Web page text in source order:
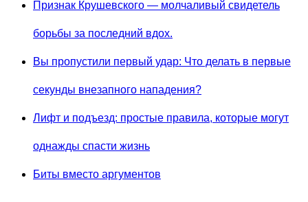
Признак Крушевского — молчаливый свидетель
борьбы за последний вдох.
Вы пропустили первый удар: Что делать в первые
секунды внезапного нападения?
Лифт и подъезд: простые правила, которые могут
однажды спасти жизнь
Биты вместо аргументов